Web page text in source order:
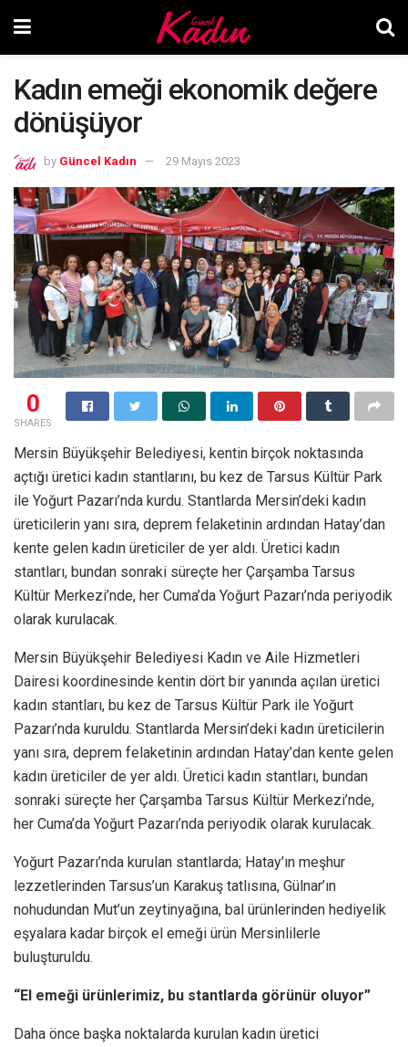
Kadın emeği ekonomik değere
dönüşüyor
by Güncel Kadın 29 Mayıs 2023
0
SHARES
Mersin Büyükşehir Belediyesi, kentin birçok noktasında
açtığı üretici kadın stantlarını, bu kez de Tarsus Kültür Park
ile Yoğurt Pazarı’nda kurdu. Stantlarda Mersin’deki kadın
üreticilerin yanı sıra, deprem felaketinin ardından Hatay’dan
kente gelen kadın üreticiler de yer aldı. Üretici kadın
stantları, bundan sonraki süreçte her Çarşamba Tarsus
Kültür Merkezi’nde, her Cuma’da Yoğurt Pazarı’nda periyodik
olarak kurulacak.
Mersin Büyükşehir Belediyesi Kadın ve Aile Hizmetleri
Dairesi koordinesinde kentin dört bir yanında açılan üretici
kadın stantları, bu kez de Tarsus Kültür Park ile Yoğurt
Pazarı’nda kuruldu. Stantlarda Mersin’deki kadın üreticilerin
yanı sıra, deprem felaketinin ardından Hatay’dan kente gelen
kadın üreticiler de yer aldı. Üretici kadın stantları, bundan
sonraki süreçte her Çarşamba Tarsus Kültür Merkezi’nde,
her Cuma’da Yoğurt Pazarı’nda periyodik olarak kurulacak.
Yoğurt Pazarı’nda kurulan stantlarda; Hatay’ın meşhur
lezzetlerinden Tarsus’un Karakuş tatlısına, Gülnar’ın
nohudundan Mut’un zeytinyağına, bal ürünlerinden hediyelik
eşyalara kadar birçok el emeği ürün Mersinlilerle
buluşturuldu.
“El emeği ürünlerimiz, bu stantlarda görünür oluyor”
Daha önce başka noktalarda kurulan kadın üretici